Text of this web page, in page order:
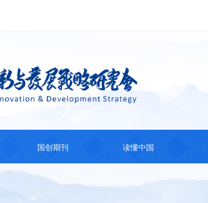
国创期刊
国创会刊
读懂中国